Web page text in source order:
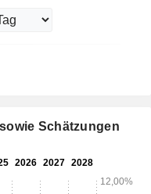
Schätzungen